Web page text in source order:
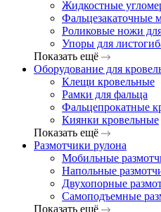
Жидкостные
Фальцезакаточные
Роликовые ножи
Упоры для
Показать ещё
Оборудование для
Клещи кровельные
Рамки для фальца
Фальцепрокатные
Киянки кровельные
Показать ещё
Размотчики рулона
Мобильные
Напольные
Двухопорные
Самоподъемные
Показать ещё